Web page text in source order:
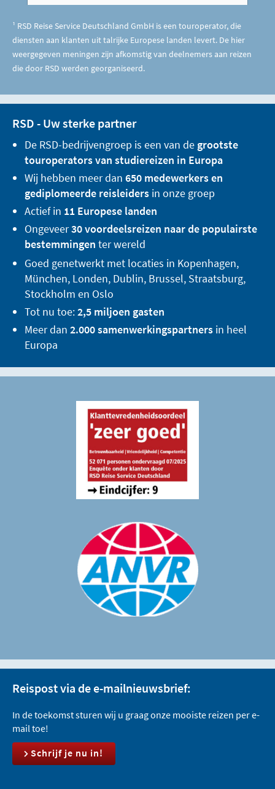
¹ RSD Reise Service Deutschland GmbH is een touroperator, die
diensten aan klanten uit talrijke Europese landen levert. De hier
weergegeven meningen zijn afkomstig van deelnemers aan reizen
die door RSD werden georganiseerd.
RSD - Uw sterke partner
De RSD-bedrijvengroep is een van de grootste
touroperators van studiereizen in Europa
Wij hebben meer dan 650 medewerkers en
gediplomeerde reisleiders in onze groep
Actief in 11 Europese landen
Ongeveer30 voordeelsreizen naar de populairste
bestemmingen ter wereld
Goed genetwerkt met locaties in Kopenhagen,
München, Londen, Dublin, Brussel, Straatsburg,
Stockholm en Oslo
Tot nu toe:2,5 miljoen gasten
Meer dan 2.000 samenwerkingspartners in heel
Europa
Reispost via de e-mailnieuwsbrief:
In de toekomst sturen wij u graag onze mooiste reizen per e-
mail toe!
Schrijf je nu in!